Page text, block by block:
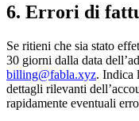
6. Errori di
Se ritieni che sia stato
30 giorni dalla data
billing@fabla.xyz. Indica
dettagli rilevanti
rapidamente eventuali